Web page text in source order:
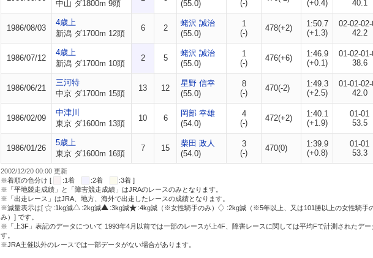
中山 ダ1800m 9頭
(55.0)
(-)
(+0.4)
40.1
1986/08/03
4歳上
新潟 ダ1700m 12頭
6 2
蛯沢 誠治
(55.0)
1
(-)
478(+2)
1:50.7
(+1.3)
02-02-
42.2
1986/07/12
4歳上
新潟 ダ1700m 10頭
2 5
蛯沢 誠治
(55.0)
1
(-)
476(+6)
1:46.9
(+0.1)
01-02-
38.6
1986/06/21
三河特
中京 ダ1700m 15頭
13 12
星野 信幸
(55.0)
8
(-)
470(-2)
1:49.3
(+2.5)
01-01-
42.0
1986/02/09
中津川
東京 ダ1600m 13頭
10 6
岡部 幸雄
(54.0)
4
(-)
472(+2)
1:40.1
(+1.9)
01-01
53.5
1986/01/26
5歳上
東京 ダ1600m 16頭
7 15
柴田 政人
(54.0)
3
(-)
470(0)
1:39.9
(+0.8)
01-01
53.3
2002/12/20 00:00 更新
※着順の色分け [
:1着 :2着
:3着 ]
※「平地競走成績」と「障害競走成績」はJRAのレースのみとなります。
※「出走レース」はJRA、地方、海外で出走したレースの成績となります。
※減量表示は[
:1kg減 :2kg減 :3kg減 :4kg減（※女性騎手のみ）
:2kg減（※5年以上、又は101勝以上の女性騎手
み）] です。
※「上3F」表記のデータについて 1993年4月以前では一部のレースが上4F、障害レースに関しては平均Fで計測されたデー
す。
※JRA主催以外のレースでは一部データがない場合があります。